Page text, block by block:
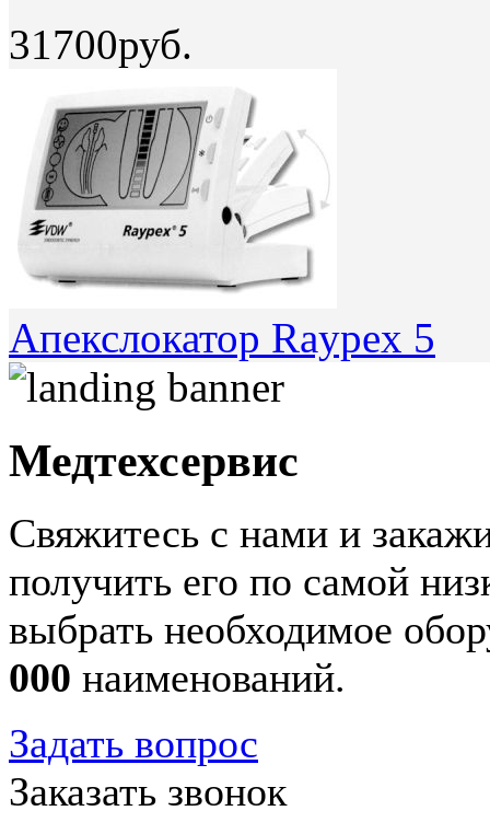
31700руб.
Апекслокатор Raypex 5
Медтехсервис
Свяжитесь с нами и
получить его по самой
выбрать необходимое
000 наименований.
Задать вопрос
Заказать звонок